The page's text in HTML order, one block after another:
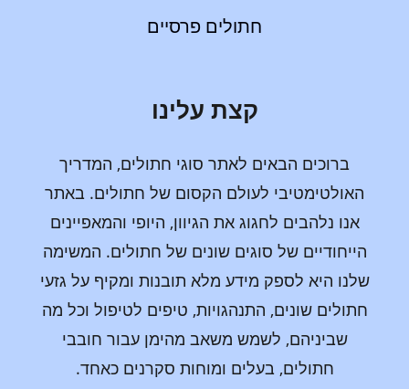
חתולים פרסיים
קצת עלינו
ברוכים הבאים לאתר סוגי חתולים, המדריך
האולטימטיבי לעולם הקסום של חתולים. באתר
אנו נלהבים לחגוג את הגיוון, היופי והמאפיינים
הייחודיים של סוגים שונים של חתולים. המשימה
שלנו היא לספק מידע מלא תובנות ומקיף על גזעי
חתולים שונים, התנהגויות, טיפים לטיפול וכל מה
שביניהם, לשמש משאב מהימן עבור חובבי
חתולים, בעלים ומוחות סקרנים כאחד.